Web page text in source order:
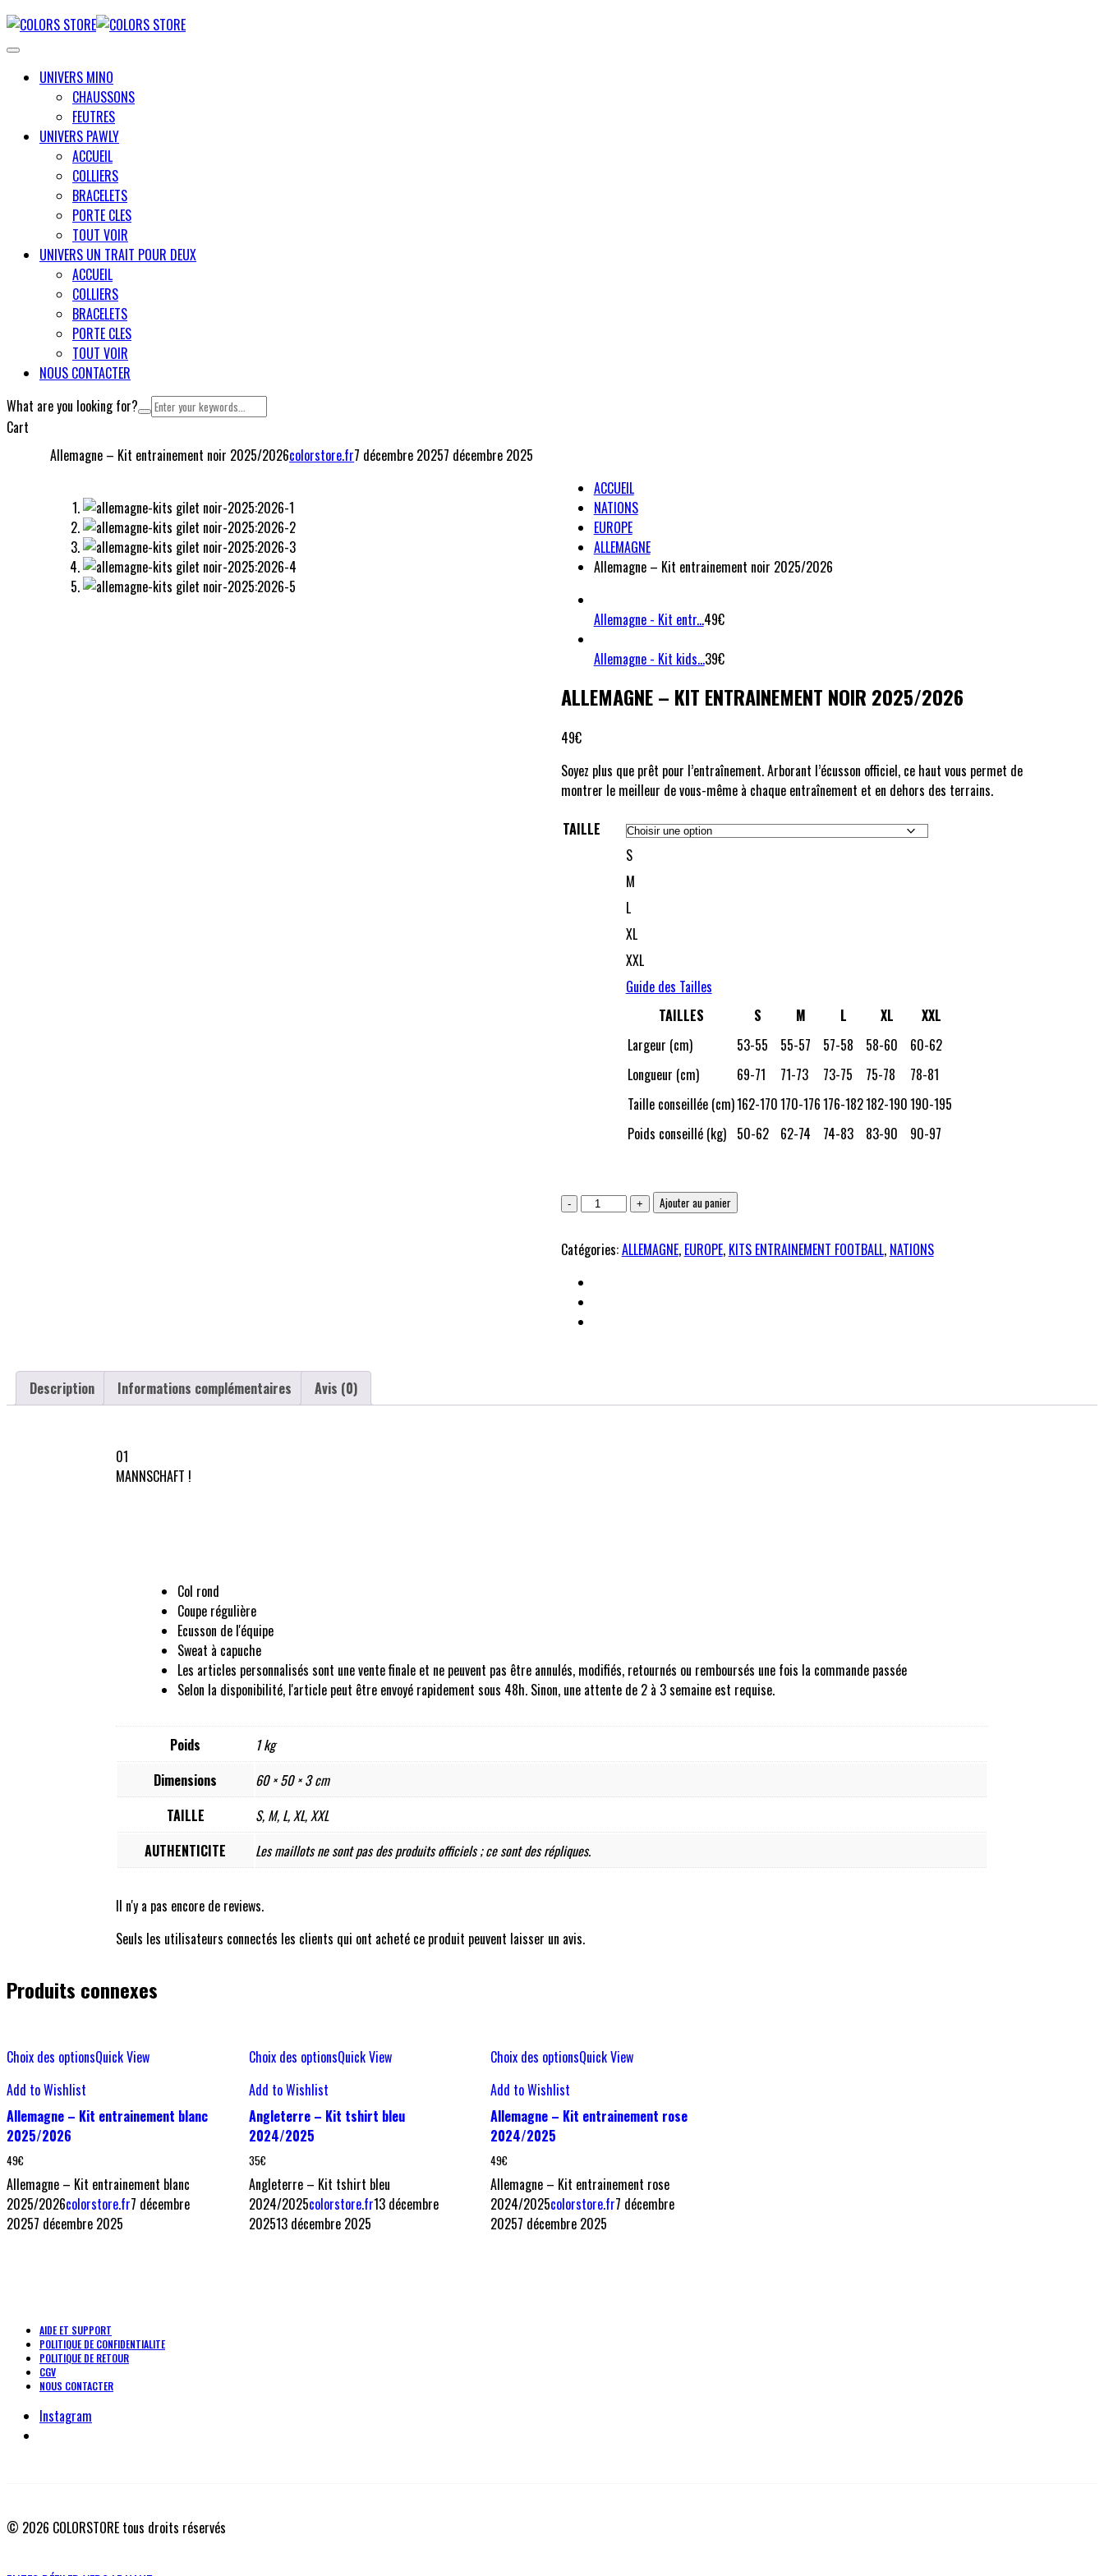
UNIVERS MINO
CHAUSSONS
FEUTRES
UNIVERS PAWLY
ACCUEIL
COLLIERS
BRACELETS
PORTE CLES
TOUT VOIR
UNIVERS UN TRAIT POUR DEUX
ACCUEIL
COLLIERS
BRACELETS
PORTE CLES
TOUT VOIR
NOUS CONTACTER
What are you looking for?
Cart
Allemagne – Kit entrainement noir 2025/2026colorstore.fr7 décembre 20257 décembre 2025
ACCUEIL
NATIONS
EUROPE
ALLEMAGNE
Allemagne – Kit entrainement noir 2025/2026
Allemagne - Kit entr...49€
Allemagne - Kit kids...39€
ALLEMAGNE – KIT ENTRAINEMENT NOIR 2025/2026
49€
Soyez plus que prêt pour l’entraînement. Arborant l’écusson officiel, ce haut vous permet de
montrer le meilleur de vous-même à chaque entraînement et en dehors des terrains.
TAILLE
S
M
L
XL
XXL
Guide des Tailles
TAILLES
S M L XL
XXL
Largeur (cm)
53-55 55-57 57-58 58-60
60-62
Longueur (cm)
69-71 71-73 73-75 75-78
78-81
Taille conseillée (cm)162-170170-176176-182182-190190-195
Poids conseillé (kg) 50-62 62-74 74-83 83-90 90-97
Allemagne
Kit
entrainement
noir
2025/2026
quantité
Ajouter au panier
Catégories:ALLEMAGNE, EUROPE, KITS ENTRAINEMENT FOOTBALL, NATIONS
Description Informations complémentaires Avis (0)
01
MANNSCHAFT !
Col rond
Coupe régulière
Ecusson de l'équipe
Sweat à capuche
Les articles personnalisés sont une vente finale et ne peuvent pas être annulés, modifiés, retournés ou remboursés une fois la commande passée
Selon la disponibilité, l'article peut être envoyé rapidement sous 48h. Sinon, une attente de 2 à 3 semaine est requise.
Poids
1 kg
Dimensions
60 × 50 × 3 cm
TAILLE
S, M, L, XL, XXL
AUTHENTICITE
Les maillots ne sont pas des produits officiels ; ce sont des répliques.
Il n'y a pas encore de reviews.
Seuls les utilisateurs connectés les clients qui ont acheté ce produit peuvent laisser un avis.
Produits connexes
Choix des optionsQuick View
Add to Wishlist
Allemagne – Kit entrainement blanc
2025/2026
49€
Allemagne – Kit entrainement blanc
2025/2026colorstore.fr7 décembre
20257 décembre 2025
Choix des optionsQuick View
Add to Wishlist
Angleterre – Kit tshirt bleu
2024/2025
35€
Angleterre – Kit tshirt bleu
2024/2025colorstore.fr13 décembre
202513 décembre 2025
Choix des optionsQuick View
Add to Wishlist
Allemagne – Kit entrainement rose
2024/2025
49€
Allemagne – Kit entrainement rose
2024/2025colorstore.fr7 décembre
20257 décembre 2025
AIDE ET SUPPORT
POLITIQUE DE CONFIDENTIALITE
POLITIQUE DE RETOUR
CGV
NOUS CONTACTER
Instagram
© 2026 COLORSTORE tous droits réservés